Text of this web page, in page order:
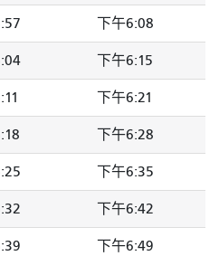
下午6:08
下午6:15
下午6:21
下午6:28
下午6:35
下午6:42
下午6:49